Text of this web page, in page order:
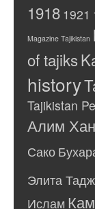
1918 1921
Magazine Tajikistan
of tajiks
history
Tajikistan
Алим Хан
Сако
Элита
Ислам